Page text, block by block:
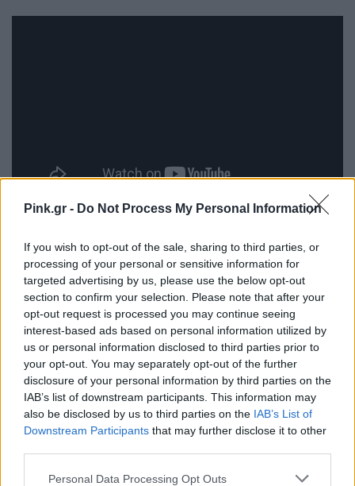
Pink.gr - Do Not Process My Personal Information
If you wish to opt-out of the sale, sharing to third parties, or
processing of your personal or sensitive information for
targeted advertising by us, please use the below opt-out
section to confirm your selection. Please note that after your
opt-out request is processed you may continue seeing
interest-based ads based on personal information utilized by
us or personal information disclosed to third parties prior to
your opt-out. You may separately opt-out of the further
disclosure of your personal information by third parties on the
IAB’s list of downstream participants. This information may
also be disclosed by us to third parties on the IAB’s List of
Downstream Participants that may further disclose it to other
Personal Data Processing Opt Outs
ΔΙΑΦΗΜΙΣΗ